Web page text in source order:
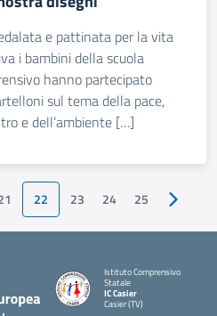
e pattinata per la vita
i bambini della scuola
hanno partecipato
sul tema della pace,
e dell’ambiente […]
22 23 24 25 Pagina
Istituto Comprensivo
Statale
IC Casier
Casier (TV)